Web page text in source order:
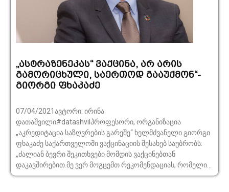
„ასტრაზენეკას“ ვაქცინა, არ არის
გამორიცხული, საერთოდ გააუქმონ“-
გიორგი ფხაკაძე
07/04/2021ავტორი: ირინა
დათაშვილი#datashvilპროფესორი, ორგანიზაცია
„აკრედიტაცია საზღვრების გარეშე“ ხელმძვანელი გიორგი
ფხაკაძე საქართველოში ვაქცინაციის შესახებ საუბრობს:
„ძალიან ბევრი შეკითხვები მომდის ვაქცინებთან
დაკავშირებით.მე ვერ მოგცემთ რეკომენდაციას, რომელი...